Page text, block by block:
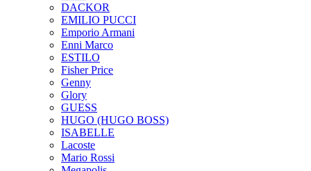
DACKOR
EMILIO PUCCI
Emporio Armani
Enni Marco
ESTILO
Fisher Price
Genny
Glory
GUESS
HUGO (HUGO BOSS)
ISABELLE
Lacoste
Mario Rossi